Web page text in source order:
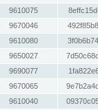
9610075
9670046
9610080
9650027
9690077
9670065
9610040